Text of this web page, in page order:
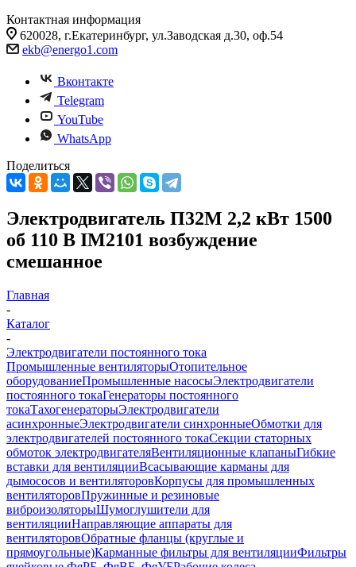
Контактная информация
620028, г.Екатеринбург, ул.Заводская д.30, оф.54
ekb@energo1.com
Вконтакте
Telegram
YouTube
WhatsApp
Поделиться
Электродвигатель П32М 2,2 кВт 1500
об 110 В IM2101 возбуждение
смешанное
Главная
-
Каталог
-
Электродвигатели постоянного тока
Промышленные вентиляторыОтопительное
оборудованиеПромышленные насосыЭлектродвигатели
постоянного токаГенераторы постоянного
токаТахогенераторыЭлектродвигатели
асинхронныеЭлектродвигатели синхронныеОбмотки для
электродвигателей постоянного токаСекции статорных
обмоток электродвигателяВентиляционные клапаныГибкие
вставки для вентиляцииВсасывающие карманы для
дымососов и вентиляторовКорпусы для промышленных
вентиляторовПружинные и резиновые
виброизоляторыШумоглушители для
вентиляцииНаправляющие аппараты для
вентиляторовОбратные фланцы (круглые и
прямоугольные)Карманные фильтры для вентиляцииФильтры